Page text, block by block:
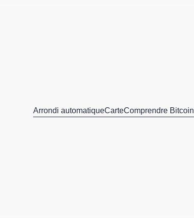
Arrondi automatiqueCarteComprendre Bitcoin